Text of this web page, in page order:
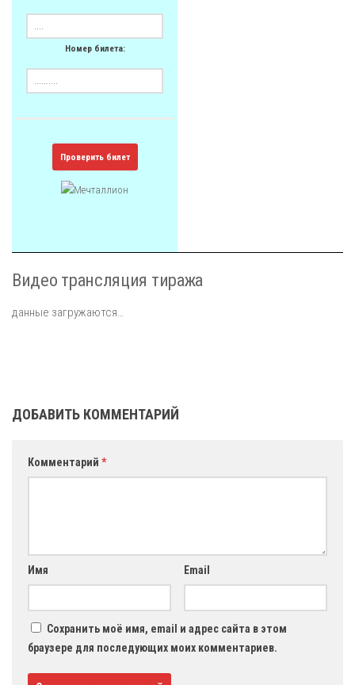
Номер билета:
Проверить билет
Видео трансляция тиража
данные загружаются…
ДОБАВИТЬ КОММЕНТАРИЙ
Комментарий *
Имя Email
Сохранить моё имя, email и адрес сайта в этом
браузере для последующих моих комментариев.